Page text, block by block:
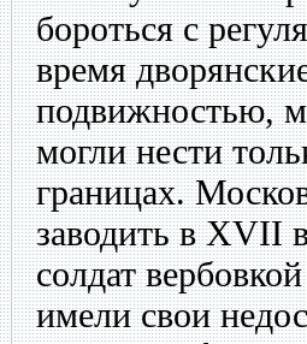
бороться с
время
подвижностью,
могли нести
границах.
заводить в XVII
солдат
имели свои